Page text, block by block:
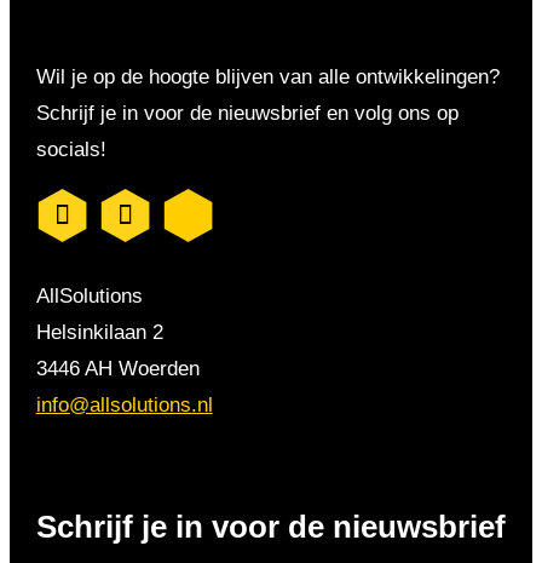
Wil je op de hoogte blijven van alle ontwikkelingen?
Schrijf je in voor de nieuwsbrief en volg ons op
socials!
AllSolutions
Helsinkilaan 2
3446 AH Woerden
info@allsolutions.nl
Schrijf je in voor de nieuwsbrief